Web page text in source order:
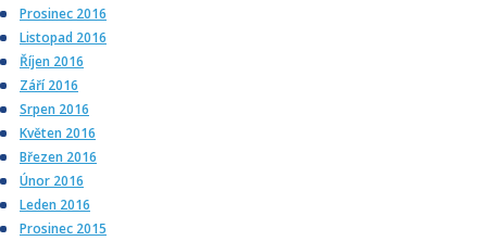
Prosinec 2016
Listopad 2016
Říjen 2016
Září 2016
Srpen 2016
Květen 2016
Březen 2016
Únor 2016
Leden 2016
Prosinec 2015